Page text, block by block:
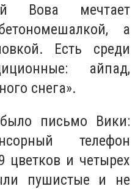
Вова мечтает
а
Есть среди
айпад,
снега».
письмо Вики:
телефон
цветков и четырех
пушистые и не